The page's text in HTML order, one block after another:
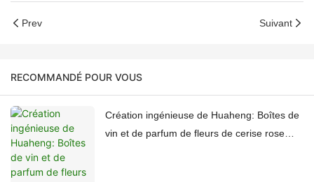
Prev Suivant
RECOMMANDÉ POUR VOUS
Création ingénieuse de Huaheng: Boîtes de
vin et de parfum de fleurs de cerise rose